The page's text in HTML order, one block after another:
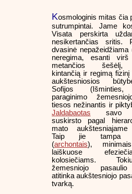
Kosmologinis mitas čia
sutrumpintai. Jame
Visata perskirta
nesikertančias sritis.
dvasinė nepažeidžiama
neregima, esanti virš
metančios šešėlį,
kintančią ir regimą
aukštesniosios
Sofijos (Išminties,
paraginimo
tiesos nežinantis ir
Jaldabaotas savo
suskirsto pagal
mato aukštesniajame
Taip jie tampa
(archontais),
laiškuose
kolosiečiams.
žemesniojo
atitinka aukštesniojo
tvarką.